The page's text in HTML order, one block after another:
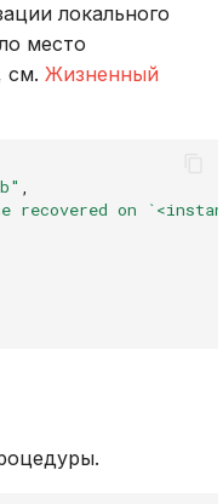
локального
место
см. Жизненный
recovered on